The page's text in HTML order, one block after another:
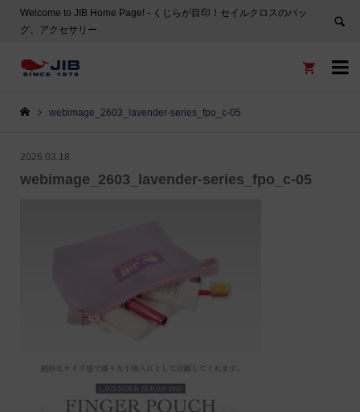
Welcome to JIB Home Page! ‐ くじらが目印！セイルクロスのバッ
グ、アクセサリー


webimage_2603_lavender-series_fpo_c-05
2026.03.18
webimage_2603_lavender-series_fpo_c-05